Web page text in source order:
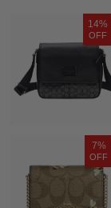
14%
OFF
7%
OFF